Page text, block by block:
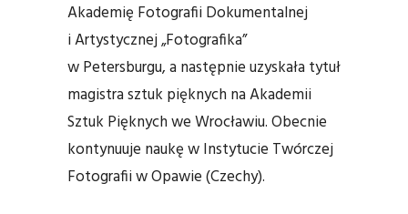
Akademię Fotografii Dokumentalnej
i Artystycznej „Fotografika”
w Petersburgu, a następnie uzyskała tytuł
magistra sztuk pięknych na Akademii
Sztuk Pięknych we Wrocławiu. Obecnie
kontynuuje naukę w Instytucie Twórczej
Fotografii w Opawie (Czechy).